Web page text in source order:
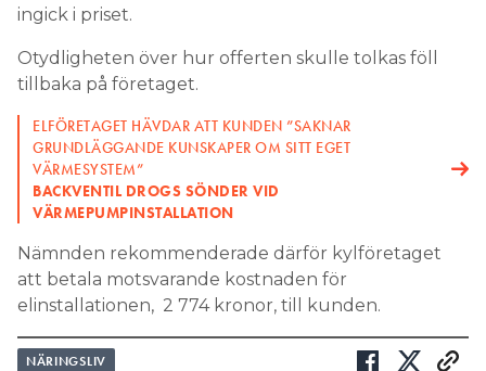
ingick i priset.
Otydligheten över hur offerten skulle tolkas föll
tillbaka på företaget.
ELFÖRETAGET HÄVDAR ATT KUNDEN ”SAKNAR
GRUNDLÄGGANDE KUNSKAPER OM SITT EGET
VÄRMESYSTEM”
BACKVENTIL DROGS SÖNDER VID
VÄRMEPUMPINSTALLATION
Nämnden rekommenderade därför kylföretaget
att betala motsvarande kostnaden för
elinstallationen, 2 774 kronor, till kunden.
NÄRINGSLIV